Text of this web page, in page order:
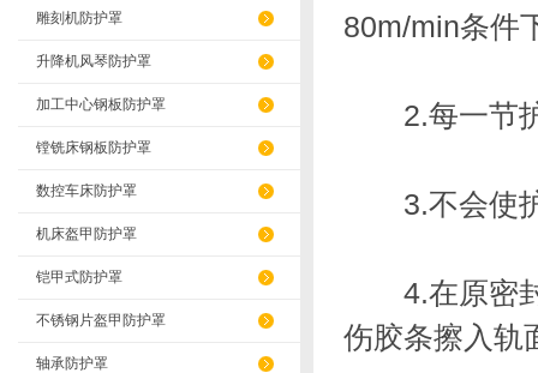
雕刻机防护罩
升降机风琴防护罩
加工中心钢板防护罩
镗铣床钢板防护罩
数控车床防护罩
机床盔甲防护罩
铠甲式防护罩
不锈钢片盔甲防护罩
轴承防护罩
80m/min条件
2.每一节护
3.不会使护
4.在原密封
伤胶条擦入轨